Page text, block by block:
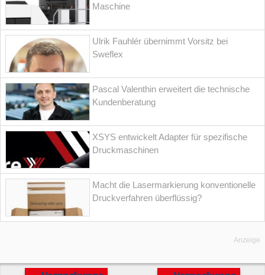
Maschine
Ulrik Fauhlér übernimmt Vorsitz bei
Sweflex
Pascal Valenthin erweitert die technische
Kundenberatung
XSYS entwickelt Adapter für spezifische
Druckmaschinen
Macht die Lasermarkierung konventionelle
Druckverfahren überflüssig?
Anzeige